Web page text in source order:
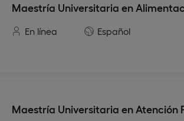
Maestría Universitaria en
En línea Español
Maestría Universitaria en Atención